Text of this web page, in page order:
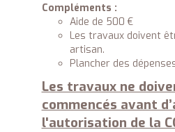
Compléments :
Aide de 500 €
Les travaux doivent
artisan.
Plancher des
Les travaux ne
commencés avant
l'autorisation de la